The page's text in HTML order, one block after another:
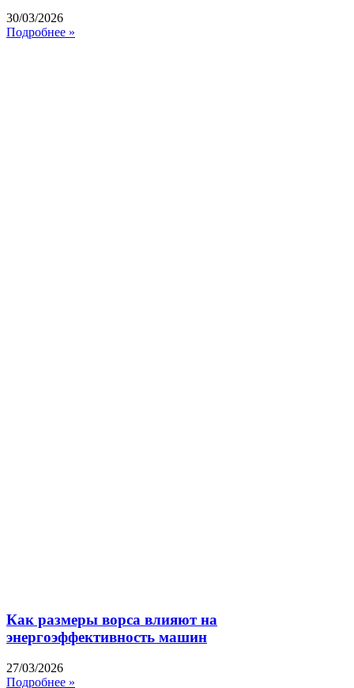
30/03/2026
Подробнее »
Как размеры ворса влияют на
энергоэффективность машин
27/03/2026
Подробнее »